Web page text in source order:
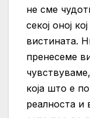
не сме
секој оној
вистината.
пренесеме
која што е
реалноста и